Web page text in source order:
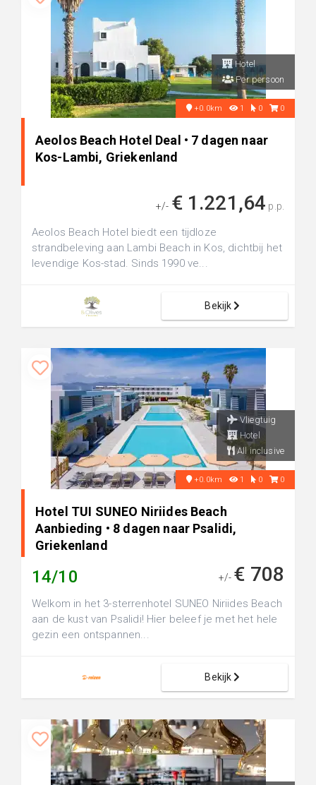
Hotel
Per persoon
+0.0km 1 0 0
Aeolos Beach Hotel Deal • 7 dagen naar
Kos-Lambi, Griekenland
+/- € 1.221,64 p.p.
Aeolos Beach Hotel biedt een tijdloze
strandbeleving aan Lambi Beach in Kos, dichtbij het
levendige Kos-stad. Sinds 1990 ve...
Bekijk
Vliegtuig
Hotel
All inclusive
+0.0km 1 0 0
Hotel TUI SUNEO Niriides Beach
Aanbieding • 8 dagen naar Psalidi,
Griekenland
14/10 +/- € 708
Welkom in het 3-sterrenhotel SUNEO Niriides Beach
aan de kust van Psalidi! Hier beleef je met het hele
gezin een ontspannen...
Bekijk